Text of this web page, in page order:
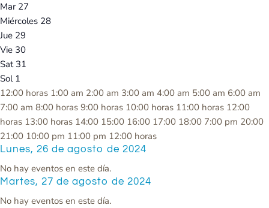
Mar 27
Miércoles 28
Jue 29
Vie 30
Sat 31
Sol 1
12:00 horas 1:00 am 2:00 am 3:00 am 4:00 am 5:00 am 6:00 am
7:00 am 8:00 horas 9:00 horas 10:00 horas 11:00 horas 12:00
horas 13:00 horas 14:00 15:00 16:00 17:00 18:00 7:00 pm 20:00
21:00 10:00 pm 11:00 pm 12:00 horas
Lunes, 26 de agosto de 2024
No hay eventos en este día.
Martes, 27 de agosto de 2024
No hay eventos en este día.